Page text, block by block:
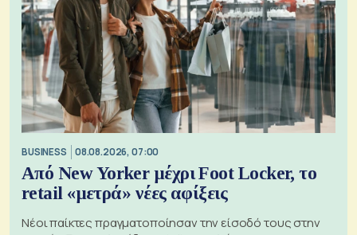
BUSINESS 08.08.2026, 07:00
Από New Yorker μέχρι Foot Locker, το
retail «μετρά» νέες αφίξεις
Νέοι παίκτες πραγματοποίησαν την είσοδό τους στην